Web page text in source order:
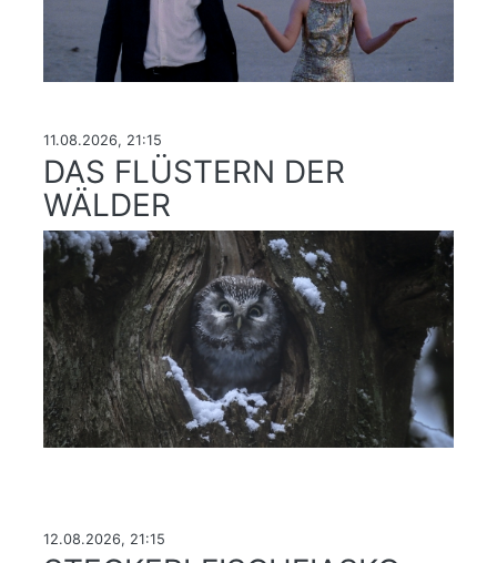
11.08.2026, 21:15
DAS FLÜSTERN DER
WÄLDER
12.08.2026, 21:15